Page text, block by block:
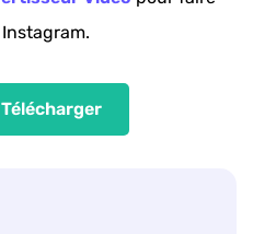
Télécharger